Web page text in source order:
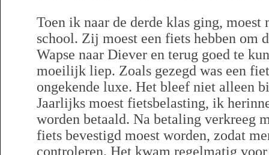
Toen ik naar de derde klas ging,
school. Zij moest een fiets hebben om
Wapse naar Diever en terug goed te
moeilijk liep. Zoals gezegd was een
ongekende luxe. Het bleef niet alleen
Jaarlijks moest fietsbelasting, ik
worden betaald. Na betaling verkreeg
fiets bevestigd moest worden, zodat
controleren. Het kwam regelmatig